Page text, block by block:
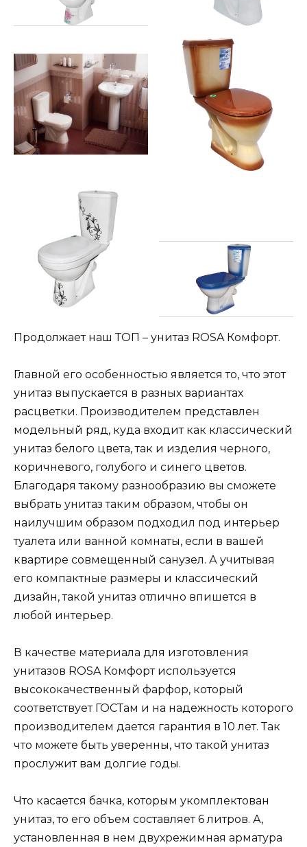
Продолжает наш ТОП – унитаз ROSA Комфорт.
Главной его особенностью является то, что этот
унитаз выпускается в разных вариантах
расцветки. Производителем представлен
модельный ряд, куда входит как классический
унитаз белого цвета, так и изделия черного,
коричневого, голубого и синего цветов.
Благодаря такому разнообразию вы сможете
выбрать унитаз таким образом, чтобы он
наилучшим образом подходил под интерьер
туалета или ванной комнаты, если в вашей
квартире совмещенный санузел. А учитывая
его компактные размеры и классический
дизайн, такой унитаз отлично впишется в
любой интерьер.
В качестве материала для изготовления
унитазов ROSA Комфорт используется
высококачественный фарфор, который
соответствует ГОСТам и на надежность которого
производителем дается гарантия в 10 лет. Так
что можете быть уверенны, что такой унитаз
прослужит вам долгие годы.
Что касается бачка, которым укомплектован
унитаз, то его объем составляет 6 литров. А,
установленная в нем двухрежимная арматура